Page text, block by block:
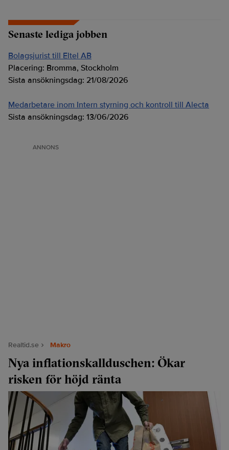
Senaste lediga jobben
Bolagsjurist till Eltel AB
Placering: Bromma, Stockholm
Sista ansökningsdag: 21/08/2026
Medarbetare inom Intern styrning och kontroll till Alecta
Sista ansökningsdag: 13/06/2026
ANNONS
Realtid.se Makro
Nya inflationskallduschen: Ökar
risken för höjd ränta